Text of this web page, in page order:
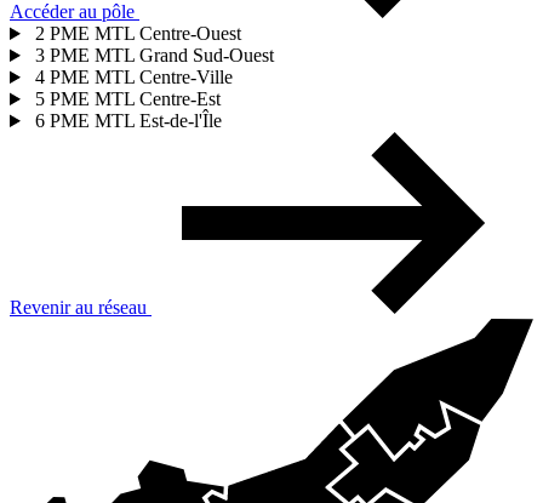
Accéder au pôle
2 PME MTL Centre-Ouest
3 PME MTL Grand Sud-Ouest
4 PME MTL Centre-Ville
5 PME MTL Centre-Est
6 PME MTL Est-de-l'Île
Revenir au réseau